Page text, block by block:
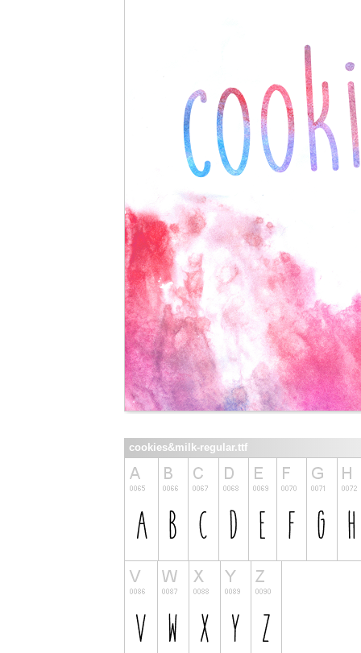
cookies&milk-regular.ttf